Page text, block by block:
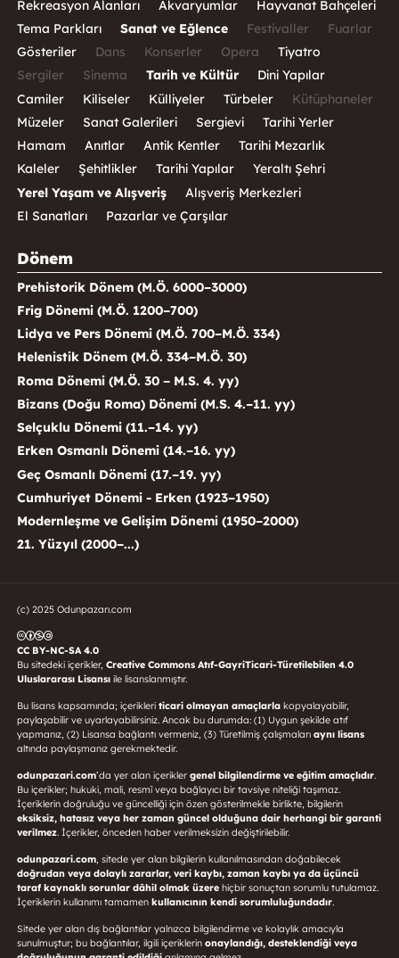
Rekreasyon Alanları
Akvaryumlar
Hayvanat Bahçeleri
Tema Parkları
Sanat ve Eğlence Festivaller
Fuarlar
Gösteriler
Dans Konserler Opera
Tiyatro
Sergiler
Sinema Tarih ve Kültür
Dini Yapılar
Camiler
Kiliseler Külliyeler Türbeler
Kütüphaneler
Müzeler
Sanat Galerileri Sergievi
Tarihi Yerler
Hamam
Anıtlar Antik Kentler
Tarihi Mezarlık
Kaleler
Şehitlikler Tarihi Yapılar
Yeraltı Şehri
Yerel Yaşam ve Alışveriş
Alışveriş Merkezleri
El Sanatları
Pazarlar ve Çarşılar
Dönem
Prehistorik Dönem (M.Ö. 6000–3000)
Frig Dönemi (M.Ö. 1200–700)
Lidya ve Pers Dönemi (M.Ö. 700–M.Ö. 334)
Helenistik Dönem (M.Ö. 334–M.Ö. 30)
Roma Dönemi (M.Ö. 30 – M.S. 4. yy)
Bizans (Doğu Roma) Dönemi (M.S. 4.–11. yy)
Selçuklu Dönemi (11.–14. yy)
Erken Osmanlı Dönemi (14.–16. yy)
Geç Osmanlı Dönemi (17.–19. yy)
Cumhuriyet Dönemi - Erken (1923–1950)
Modernleşme ve Gelişim Dönemi (1950–2000)
21. Yüzyıl (2000–...)
(c) 2025 Odunpazarı.com
CC BY-NC-SA 4.0
Bu sitedeki içerikler, Creative Commons Atıf-GayriTicari-Türetilebilen 4.0
Uluslararası Lisansı ile lisanslanmıştır.
Bu lisans kapsamında; içerikleri ticari olmayan amaçlarlakopyalayabilir,
paylaşabilir ve uyarlayabilirsiniz. Ancak bu durumda: (1) Uygun şekilde atıf
yapmanız, (2) Lisansa bağlantı vermeniz, (3) Türetilmiş çalışmaları aynı lisans
altında paylaşmanız gerekmektedir.
odunpazari.com’da yer alan içerikler genel bilgilendirme ve eğitim amaçlıdır.
Bu içerikler; hukuki, mali, resmî veya bağlayıcı bir tavsiye niteliği taşımaz.
İçeriklerin doğruluğu ve güncelliği için özen gösterilmekle birlikte, bilgilerin
eksiksiz, hatasız veya her zaman güncel olduğuna dair herhangi bir garanti
verilmez. İçerikler, önceden haber verilmeksizin değiştirilebilir.
odunpazari.com, sitede yer alan bilgilerin kullanılmasından doğabilecek
doğrudan veya dolaylı zararlar, veri kaybı, zaman kaybı ya da üçüncü
taraf kaynaklı sorunlar dâhil olmak üzerehiçbir sonuçtan sorumlu tutulamaz.
İçeriklerin kullanımı tamamen kullanıcının kendi sorumluluğundadır.
Sitede yer alan dış bağlantılar yalnızca bilgilendirme ve kolaylık amacıyla
sunulmuştur; bu bağlantılar, ilgili içeriklerin onaylandığı, desteklendiği veya